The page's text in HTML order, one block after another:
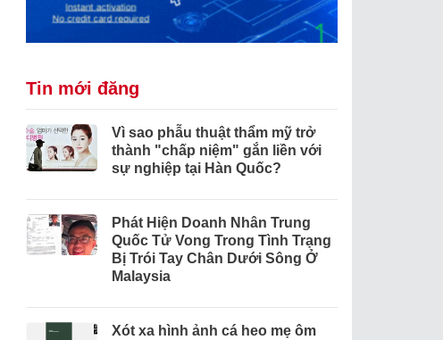
Tin mới đăng
Vì sao phẫu thuật thẩm mỹ trở
thành "chấp niệm" gắn liền với
sự nghiệp tại Hàn Quốc?
Phát Hiện Doanh Nhân Trung
Quốc Tử Vong Trong Tình Trạng
Bị Trói Tay Chân Dưới Sông Ở
Malaysia
Xót xa hình ảnh cá heo mẹ ôm